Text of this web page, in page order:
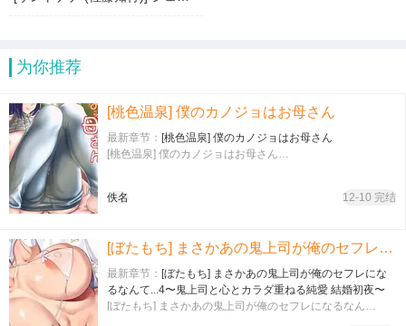
为你推荐
[桃色温泉] 僕のカノジョはお母さん
最新章节： [桃色温泉] 僕のカノジョはお母さん
[桃色温泉] 僕のカノジョはお母さん…
佚名 12-10 完结
[ぼたもち] まさかあの鬼上司が俺のセフレになるなんて...4〜鬼上司と心とカラダ重ねる純愛 結婚初夜〜
最新章节： [ぼたもち] まさかあの鬼上司が俺のセフレにな
るなんて...4〜鬼上司と心とカラダ重ねる純愛 結婚初夜〜
[ぼたもち] まさかあの鬼上司が俺のセフレになるなん